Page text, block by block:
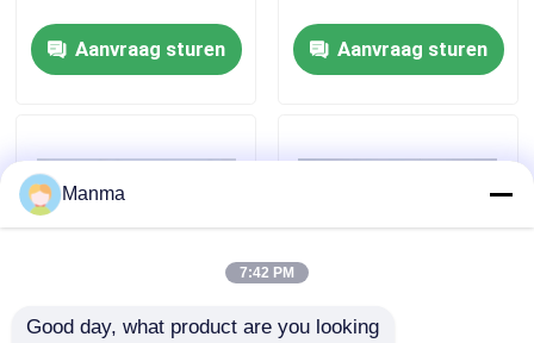
Contacteer ons
Vrachtwagen Autodeel
Isuzu Engine Parts
Aanvraag sturen Aanvraag sturen
Manma
7:42 PM
Good day, what product are you looking